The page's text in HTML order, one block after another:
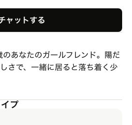
ャットする
あなたのガールフレンド。陽だ
さで、一緒に居ると落ち着く少
プ